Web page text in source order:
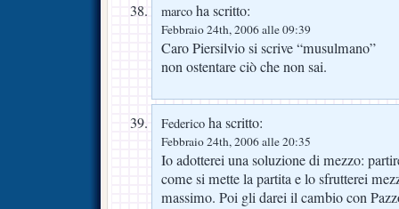
marco ha scritto:
Febbraio 24th, 2006 alle 09:39
Caro Piersilvio si scrive “musulmano”
non ostentare ciò che non sai.
Federico ha scritto:
Febbraio 24th, 2006 alle 20:35
Io adotterei una soluzione di mezzo:
come si mette la partita e lo sfrutterei
massimo. Poi gli darei il cambio con